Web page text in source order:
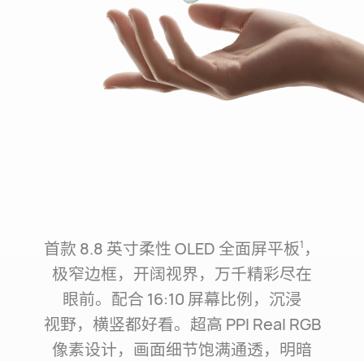
首款 8.8 英寸柔性 OLED 全面屏平板⁠1 ，
极窄边框，开阔视界，万千精彩尽在
眼⁠前。配合 16:10 屏幕比⁠例，沉浸
视⁠野，横竖都好看。超高 PPI Real RGB
像素设计，画面细节饱满通透，明暗